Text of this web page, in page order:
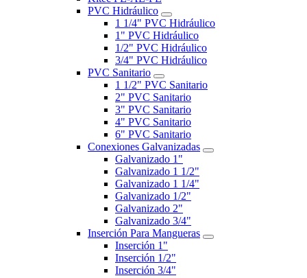
PVC Hidráulico
1 1/4" PVC Hidráulico
1" PVC Hidráulico
1/2" PVC Hidráulico
3/4" PVC Hidráulico
PVC Sanitario
1 1/2" PVC Sanitario
2" PVC Sanitario
3" PVC Sanitario
4" PVC Sanitario
6" PVC Sanitario
Conexiones Galvanizadas
Galvanizado 1"
Galvanizado 1 1/2"
Galvanizado 1 1/4"
Galvanizado 1/2"
Galvanizado 2"
Galvanizado 3/4"
Inserción Para Mangueras
Inserción 1"
Inserción 1/2"
Inserción 3/4"